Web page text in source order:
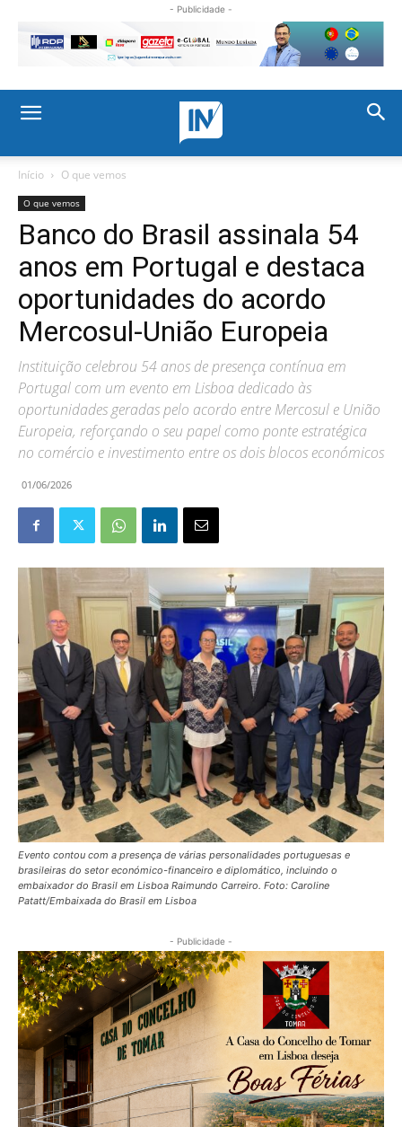
- Publicidade -
Início O que vemos
O que vemos
Banco do Brasil assinala 54
anos em Portugal e destaca
oportunidades do acordo
Mercosul-União Europeia
Instituição celebrou 54 anos de presença contínua em
Portugal com um evento em Lisboa dedicado às
oportunidades geradas pelo acordo entre Mercosul e União
Europeia, reforçando o seu papel como ponte estratégica
no comércio e investimento entre os dois blocos económicos
01/06/2026
Evento contou com a presença de várias personalidades portuguesas e
brasileiras do setor económico-financeiro e diplomático, incluindo o
embaixador do Brasil em Lisboa Raimundo Carreiro. Foto: Caroline
Patatt/Embaixada do Brasil em Lisboa
- Publicidade -